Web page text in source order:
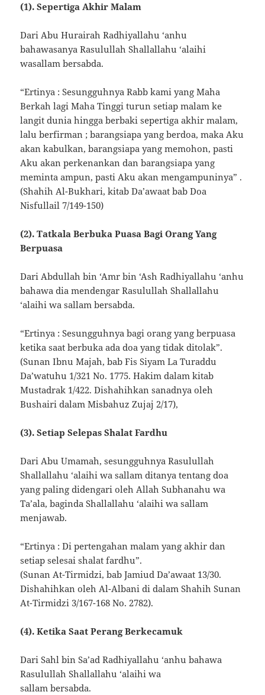
(1). Sepertiga Akhir Malam
Dari Abu Hurairah Radhiyallahu ‘anhu
bahawasanya Rasulullah Shallallahu ‘alaihi
wasallam bersabda.
“Ertinya : Sesungguhnya Rabb kami yang Maha
Berkah lagi Maha Tinggi turun setiap malam ke
langit dunia hingga berbaki sepertiga akhir malam,
lalu berfirman ; barangsiapa yang berdoa, maka Aku
akan kabulkan, barangsiapa yang memohon, pasti
Aku akan perkenankan dan barangsiapa yang
meminta ampun, pasti Aku akan mengampuninya” .
(Shahih Al-Bukhari, kitab Da’awaat bab Doa
Nisfullail 7/149-150)
(2). Tatkala Berbuka Puasa Bagi Orang Yang
Berpuasa
Dari Abdullah bin ‘Amr bin ‘Ash Radhiyallahu ‘anhu
bahawa dia mendengar Rasulullah Shallallahu
‘alaihi wa sallam bersabda.
“Ertinya : Sesungguhnya bagi orang yang berpuasa
ketika saat berbuka ada doa yang tidak ditolak”.
(Sunan Ibnu Majah, bab Fis Siyam La Turaddu
Da’watuhu 1/321 No. 1775. Hakim dalam kitab
Mustadrak 1/422. Dishahihkan sanadnya oleh
Bushairi dalam Misbahuz Zujaj 2/17),
(3). Setiap Selepas Shalat Fardhu
Dari Abu Umamah, sesungguhnya Rasulullah
Shallallahu ‘alaihi wa sallam ditanya tentang doa
yang paling didengari oleh Allah Subhanahu wa
Ta’ala, baginda Shallallahu ‘alaihi wa sallam
menjawab.
“Ertinya : Di pertengahan malam yang akhir dan
setiap selesai shalat fardhu”.
(Sunan At-Tirmidzi, bab Jamiud Da’awaat 13/30.
Dishahihkan oleh Al-Albani di dalam Shahih Sunan
At-Tirmidzi 3/167-168 No. 2782).
(4). Ketika Saat Perang Berkecamuk
Dari Sahl bin Sa’ad Radhiyallahu ‘anhu bahawa
Rasulullah Shallallahu ‘alaihi wa
sallam bersabda.